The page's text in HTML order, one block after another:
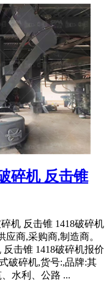
碎机 反击锥
机 反击锥 1418破碎机
商,采购商,制造商。
击锥 1418破碎机报价
破碎机,货号:,品牌:其
水利、公路 ...